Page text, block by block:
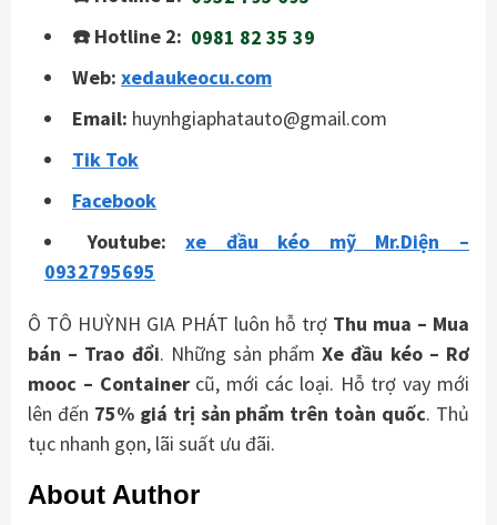
☎️ Hotline 2: 0981 82 35 39
Web: xedaukeocu.com
Email: huynhgiaphatauto@gmail.com
Tik Tok
Facebook
Youtube:
xe đầu kéo mỹ Mr.Diện –
0932795695
Ô TÔ HUỲNH GIA PHÁT luôn hỗ trợ Thu mua – Mua
bán – Trao đổi. Những sản phẩmXe đầu kéo – Rơ
mooc – Container cũ, mới các loại. Hỗ trợ vay mới
lên đến 75% giá trị sản phẩm trên toàn quốc. Thủ
tục nhanh gọn, lãi suất ưu đãi.
About Author